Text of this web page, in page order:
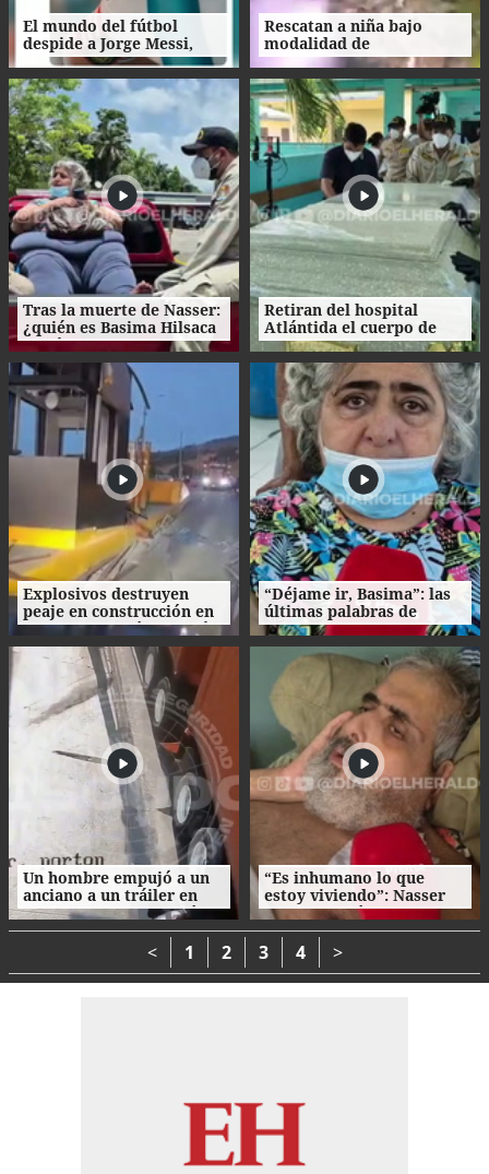
El mundo del fútbol
despide a Jorge Messi,
padre del astro argentino
Rescatan a niña bajo
modalidad de
matrimonio servil en
Ecuador
Tras la muerte de Nasser:
¿quién es Basima Hilsaca
y cuál es su historia?
Retiran del hospital
Atlántida el cuerpo de
Nasser Hilsaca
Explosivos destruyen
peaje en construcción en
Colombia un día después
de la investidura de De la
Espriella
“Déjame ir, Basima”: las
últimas palabras de
Nasser Hilsaca antes de
morir
Un hombre empujó a un
anciano a un tráiler en
movimiento y le causó la
muerte
“Es inhumano lo que
estoy viviendo”: Nasser
Hilsaca pidió auxilio
desde el hospital
Atlántida
< 1 2 3 4 >